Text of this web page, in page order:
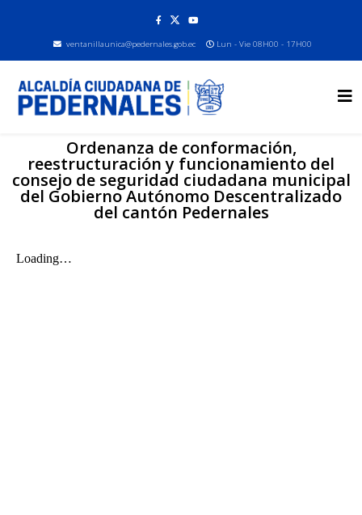
ventanillaunica@pedernales.gob.ec Lun - Vie 08H00 - 17H00
Ordenanza de conformación,
reestructuración y funcionamiento del
consejo de seguridad ciudadana municipal
del Gobierno Autónomo Descentralizado
del cantón Pedernales